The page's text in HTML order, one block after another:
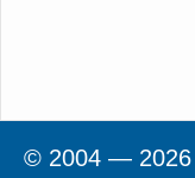
© 2004 — 2026